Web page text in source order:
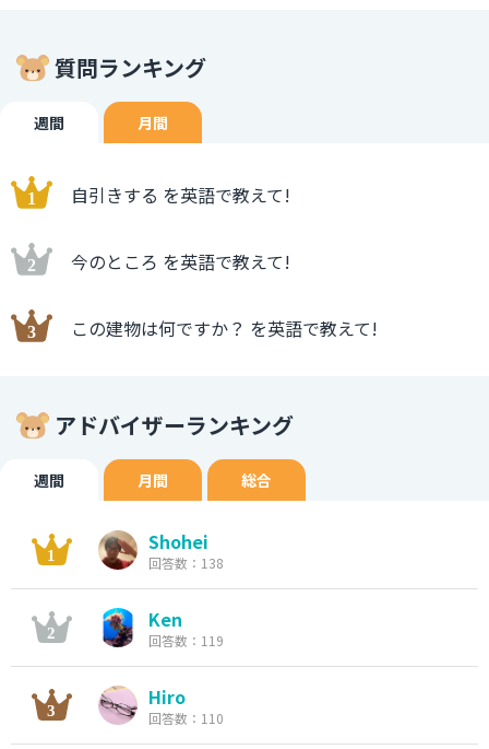
質問ランキング
週間 月間
自引きする を英語で教えて!
今のところ を英語で教えて!
この建物は何ですか？ を英語で教えて!
アドバイザーランキング
週間 月間 総合
Shohei
回答数：138
Ken
回答数：119
Hiro
回答数：110